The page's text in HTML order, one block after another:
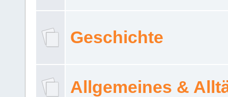
Geschichte
Allgemeines &